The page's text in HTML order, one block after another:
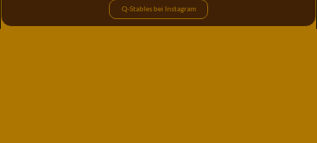
Q-Stables bei Instagram